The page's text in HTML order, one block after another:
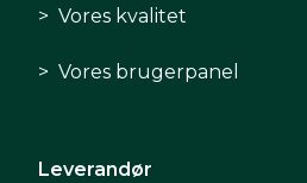
Vores kvalitet
Vores brugerpanel
Leverandør